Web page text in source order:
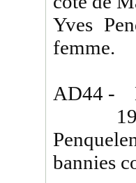
Yves
femme.
AD44 -
bannies